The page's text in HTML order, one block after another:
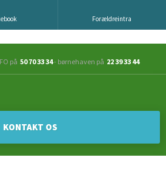
på 50 70 33 34- børnehaven på 22 39 33 44
Forældreintra
KONTAKT OS​